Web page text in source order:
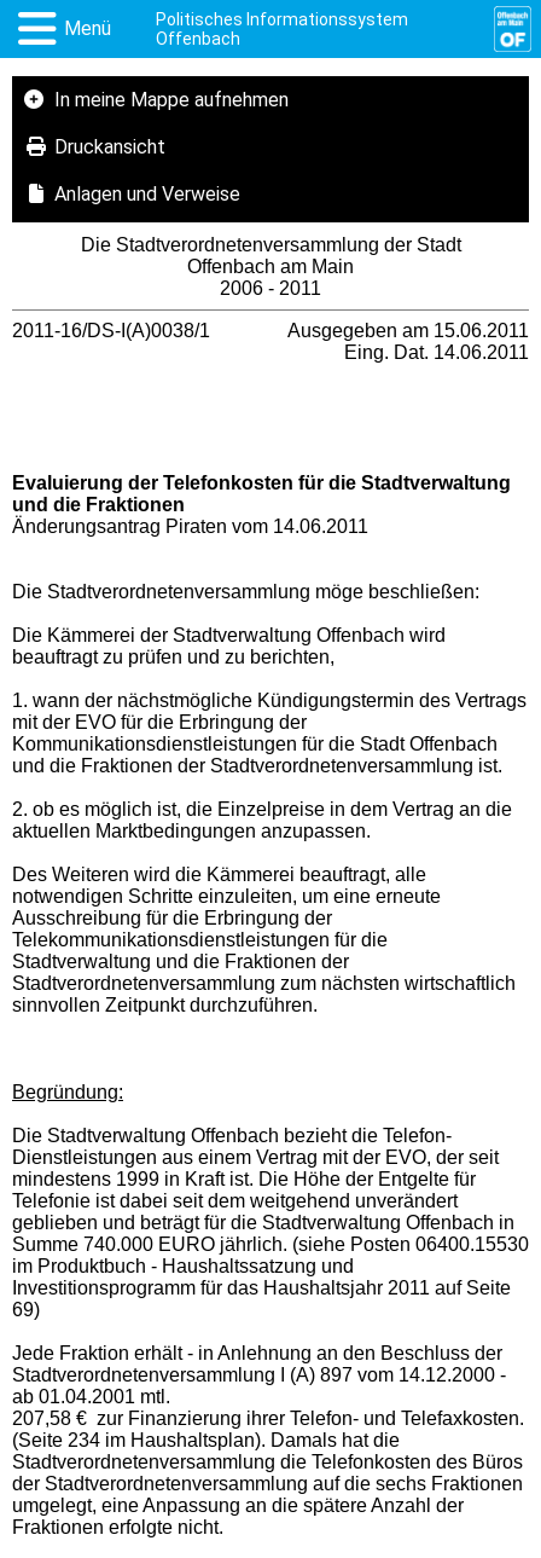
Menü
Politisches Informationssystem
Offenbach
In meine Mappe aufnehmen
Druckansicht
Anlagen und Verweise
Die Stadtverordnetenversammlung der Stadt
Offenbach am Main
2006 - 2011
2011-16/DS-I(A)0038/1
Ausgegeben am 15.06.2011
Eing. Dat. 14.06.2011
Evaluierung der Telefon kosten für die Stadtverwaltung
und die Fraktionen
Änderungsantrag Piraten vom 14.06.2011
Die Stadtverordnetenversammlung möge beschließen:
Die Kämmerei der Stadtverwaltung Offenbach wird
beauftragt zu prüfen und zu berichten,
1. wann der nächstmögliche Kündigungstermin des Vertrags
mit der EVO für die Erbringung der
Kommunikationsdienstleistungen für die Stadt Offenbach
und die Fraktionen der Stadtverordnetenversammlung ist.
2. ob es möglich ist, die Einzelpreise in dem Vertrag an die
aktuellen Marktbedingungen anzupassen.
Des Weiteren wird die Kämmerei beauftragt, alle
notwendigen Schritte einzuleiten, um eine erneute
Ausschreibung für die Erbringung der
Telekommunikationsdienstleistungen für die
Stadtverwaltung und die Fraktionen der
Stadtverordnetenversammlung zum nächsten wirtschaftlich
sinnvollen Zeitpunkt durchzuführen.
Begründung:
Die Stadtverwaltung Offenbach bezieht die Telefon-
Dienstleistungen aus einem Vertrag mit der EVO, der seit
mindestens 1999 in Kraft ist. Die Höhe der Entgelte für
Telefonie ist dabei seit dem weitgehend unverändert
geblieben und beträgt für die Stadtverwaltung Offenbach in
Summe 740.000 EURO jährlich. (siehe Posten 06400.15530
im Produktbuch - Haushaltssatzung und
Investitionsprogramm für das Haushaltsjahr 2011 auf Seite
69)
Jede Fraktion erhält - in Anlehnung an den Beschluss der
Stadtverordnetenversammlung I (A) 897 vom 14.12.2000 -
ab 01.04.2001 mtl.
207,58 € zur Finanzierung ihrer Telefon- und Telefaxkosten.
(Seite 234 im Haushaltsplan). Damals hat die
Stadtverordnetenversammlung die Telefonkosten des Büros
der Stadtverordnetenversammlung auf die sechs Fraktionen
umgelegt, eine Anpassung an die spätere Anzahl der
Fraktionen erfolgte nicht.